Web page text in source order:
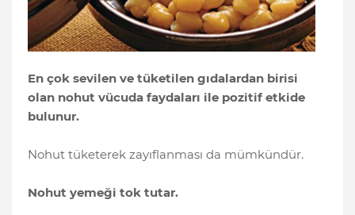
En çok sevilen ve tüketilen gıdalardan birisi
olan nohut vücuda faydaları ile pozitif etkide
bulunur.
Nohut tüketerek zayıflanması da mümkündür.
Nohut yemeği tok tutar.